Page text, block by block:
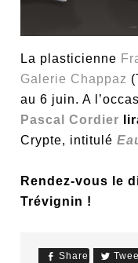
La plasticienne
Galerie Chappaz
au 6 juin. A
Pascal Cordier
Crypte, intitulé
Rendez-vous le
Trévignin !
Share